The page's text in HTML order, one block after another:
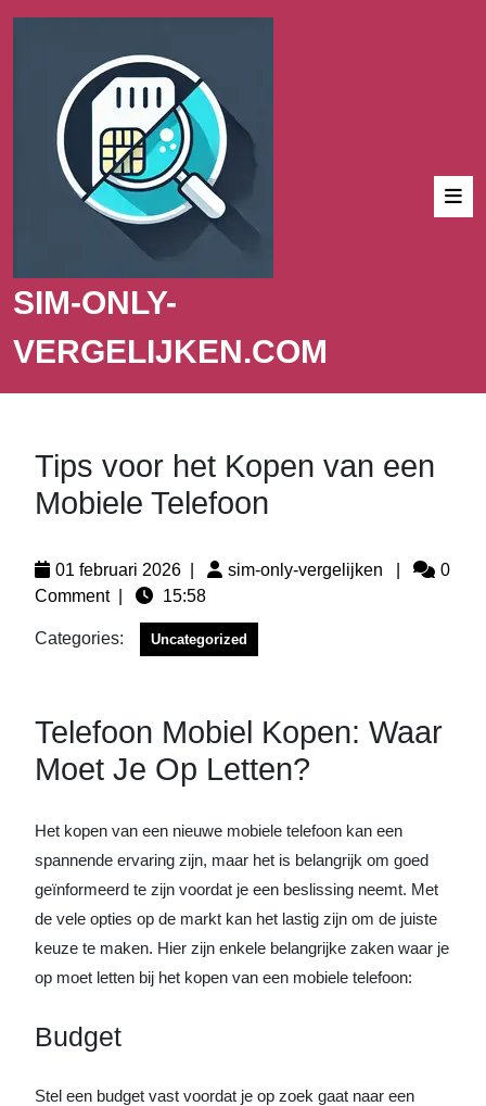
SIM-ONLY-
VERGELIJKEN.COM
Tips voor het Kopen van een
Mobiele Telefoon
01 februari 2026 sim-only-vergelijken
0
Comment
15:58
Categories: Uncategorized
Telefoon Mobiel Kopen: Waar
Moet Je Op Letten?
Het kopen van een nieuwe mobiele telefoon kan een
spannende ervaring zijn, maar het is belangrijk om goed
geïnformeerd te zijn voordat je een beslissing neemt. Met
de vele opties op de markt kan het lastig zijn om de juiste
keuze te maken. Hier zijn enkele belangrijke zaken waar je
op moet letten bij het kopen van een mobiele telefoon:
Budget
Stel een budget vast voordat je op zoek gaat naar een